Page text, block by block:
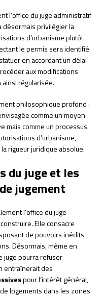
l’office du juge administratif
désormais privilégier la
d’urbanisme plutôt
le permis sera identifié
en accordant un délai
aux modifications
régularisée.
philosophique profond :
comme un moyen
mais comme un processus
d’urbanisme,
rigueur juridique absolue.
du juge et les
jugement
l’office du juge
Elle consacre
de pouvoirs inédits
Désormais, même en
juge pourra refuser
entraînerait des
pour l’intérêt général,
logements dans les zones